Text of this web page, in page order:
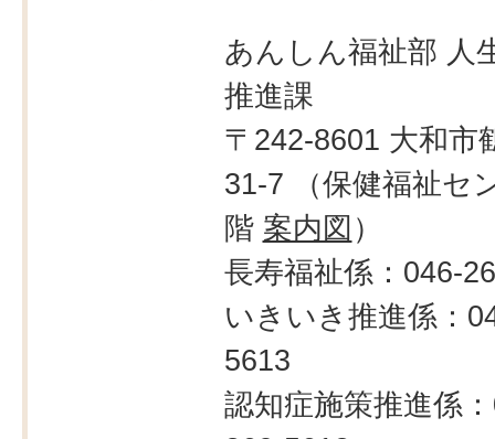
あんしん福祉部 人
推進課
〒242-8601 大和市
31-7 （保健福祉セ
階 案内図 ）
長寿福祉係：046-
いきいき推進係：
5613
認知症施策推進係